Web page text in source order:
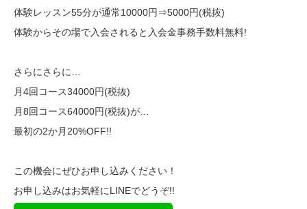
体験レッスン55分が通常10000円⇒5000円(税抜)
体験からその場で入会されると入会金事務手数料無料!
さらにさらに…
月4回コース34000円(税抜)
月8回コース64000円(税抜)が…
最初の2か月20%OFF!!
この機会にぜひお申し込みください！
お申し込みはお気軽にLINEでどうぞ!!